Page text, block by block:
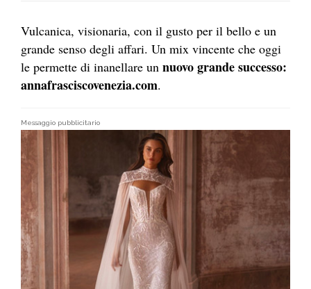
Vulcanica, visionaria, con il gusto per il bello e un
grande senso degli affari. Un mix vincente che oggi
le permette di inanellare un nuovo grande successo:
annafrasciscovenezia.com.
Messaggio pubblicitario